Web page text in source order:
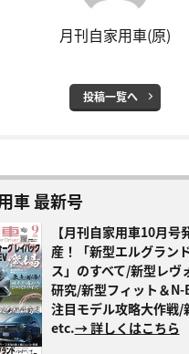
月刊自家用車(原)
投稿一覧へ
車 最新号
【月刊自家用車10月号
産！「新型エルグラン
ス」のすべて/新型レヴ
研究/新型フィット＆
注目モデル攻略大作戦/
etc.→ 詳しくはこちら